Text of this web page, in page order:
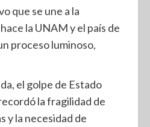
que se une a la
la UNAM y el país de
proceso luminoso,
el golpe de Estado
la fragilidad de
y la necesidad de